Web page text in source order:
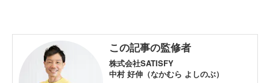
この記事の監修者
株式会社SATISFY
中村 好伸（なかむら よしのぶ）